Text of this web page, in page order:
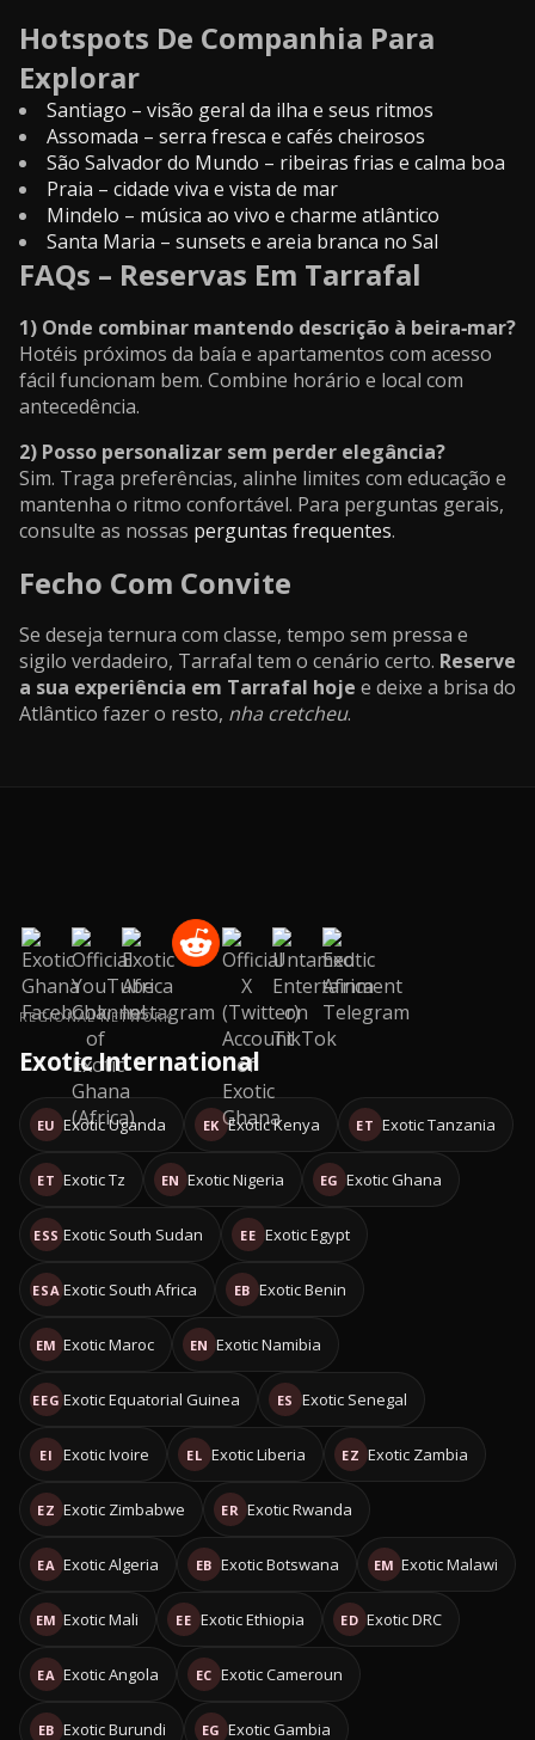
Hotspots De Companhia Para
Explorar
Santiago – visão geral da ilha e seus ritmos
Assomada – serra fresca e cafés cheirosos
São Salvador do Mundo – ribeiras frias e calma boa
Praia – cidade viva e vista de mar
Mindelo – música ao vivo e charme atlântico
Santa Maria – sunsets e areia branca no Sal
FAQs – Reservas Em Tarrafal
1) Onde combinar mantendo descrição à beira‑mar?
Hotéis próximos da baía e apartamentos com acesso
fácil funcionam bem. Combine horário e local com
antecedência.
2) Posso personalizar sem perder elegância?
Sim. Traga preferências, alinhe limites com educação e
mantenha o ritmo confortável. Para perguntas gerais,
consulte as nossas perguntas frequentes.
Fecho Com Convite
Se deseja ternura com classe, tempo sem pressa e
sigilo verdadeiro, Tarrafal tem o cenário certo. Reserve
a sua experiência em Tarrafal hoje e deixe a brisa do
Atlântico fazer o resto, nha cretcheu.
REGIONAL NETWORK
Exotic International
EU Exotic Uganda EK Exotic Kenya ET Exotic Tanzania
ET Exotic Tz EN Exotic Nigeria EG Exotic Ghana
ESS Exotic South Sudan EE Exotic Egypt
ESA Exotic South Africa EB Exotic Benin
EM Exotic Maroc EN Exotic Namibia
EEG Exotic Equatorial Guinea ES Exotic Senegal
EI Exotic Ivoire EL Exotic Liberia EZ Exotic Zambia
EZ Exotic Zimbabwe ER Exotic Rwanda
EA Exotic Algeria EB Exotic Botswana EM Exotic Malawi
EM Exotic Mali EE Exotic Ethiopia ED Exotic DRC
EA Exotic Angola EC Exotic Cameroun
EB Exotic Burundi EG Exotic Gambia